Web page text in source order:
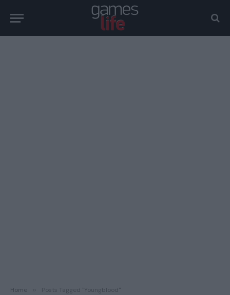
Home Posts Tagged "Youngblood"